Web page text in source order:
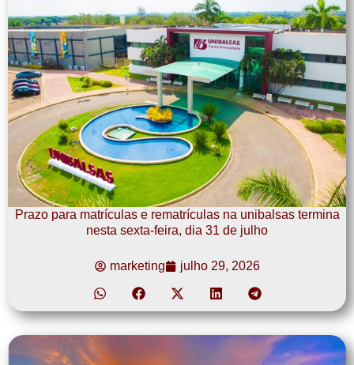
Prazo para matrículas e rematrículas na unibalsas termina
nesta sexta-feira, dia 31 de julho
marketing julho 29, 2026